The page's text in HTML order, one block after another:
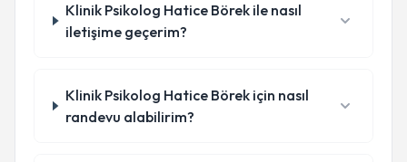
Klinik Psikolog Hatice Börek ile nasıl
iletişime geçerim?
Klinik Psikolog Hatice Börek için nasıl
randevu alabilirim?